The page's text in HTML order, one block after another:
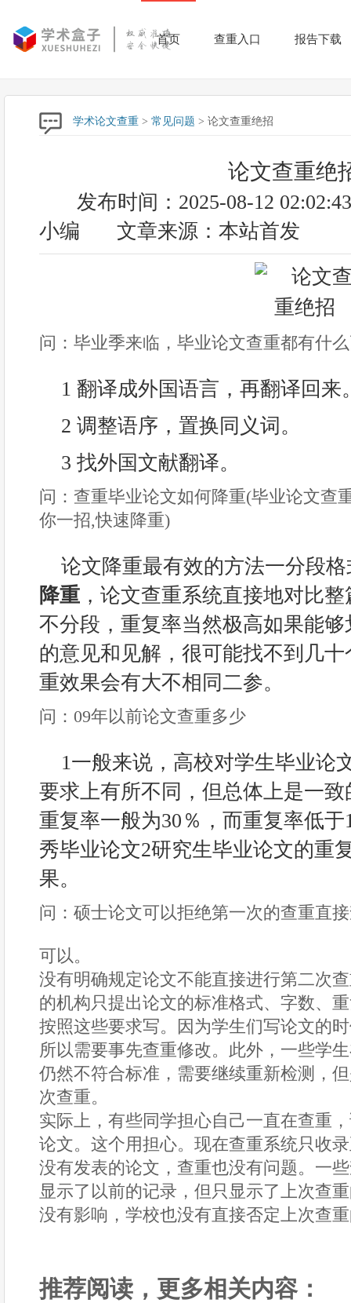
首页 查重入口 报告下载
学术论文查重 > 常见问题 > 论文查重绝招
论文查重绝
发布时间：2025-08-12 02:02:43
小编
文章来源：本站首发
问：毕业季来临，毕业论文查重都有什
1 翻译成外国语言，再翻译回来
2 调整语序，置换同义词。
3 找外国文献翻译。
问：查重毕业论文如何降重(毕业论文查
你一招,快速降重)
论文降重最有效的方法一分段格
降重 ，论文查重系统直接地对比
不分段，重复率当然极高如果能
的意见和见解，很可能找不到几
重效果会有大不相同二参。
问：09年以前论文查重多少
1一般来说，高校对学生毕业论
要求上有所不同，但总体上是一
重复率一般为30％，而重复率低
秀毕业论文2研究生毕业论文的重
果。
问：硕士论文可以拒绝第一次的查重直
可以。
没有明确规定论文不能直接进行第二次
的机构只提出论文的标准格式、字数、
按照这些要求写。因为学生们写论文的
所以需要事先查重修改。此外，一些学
仍然不符合标准，需要继续重新检测，
次查重。
实际上，有些同学担心自己一直在查重
论文。这个用担心。现在查重系统只收
没有发表的论文，查重也没有问题。一
显示了以前的记录，但只显示了上次查
没有影响，学校也没有直接否定上次查
推荐阅读，更多相关内容：